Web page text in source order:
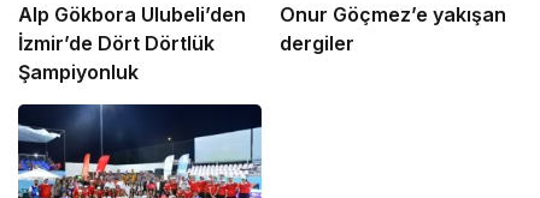
Alp Gökbora Ulubeli’den
İzmir’de Dört Dörtlük
Şampiyonluk
Onur Göçmez’e yakışan
dergiler